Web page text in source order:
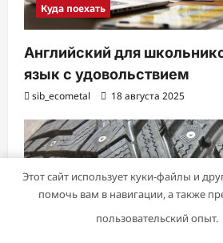
Куда поехать
Английский для
язык с удовольствием
sib_ecometal 18 августа 2025
Этот сайт использует куки-файлы и
помочь вам в навигации, а также
пользовательский опыт.